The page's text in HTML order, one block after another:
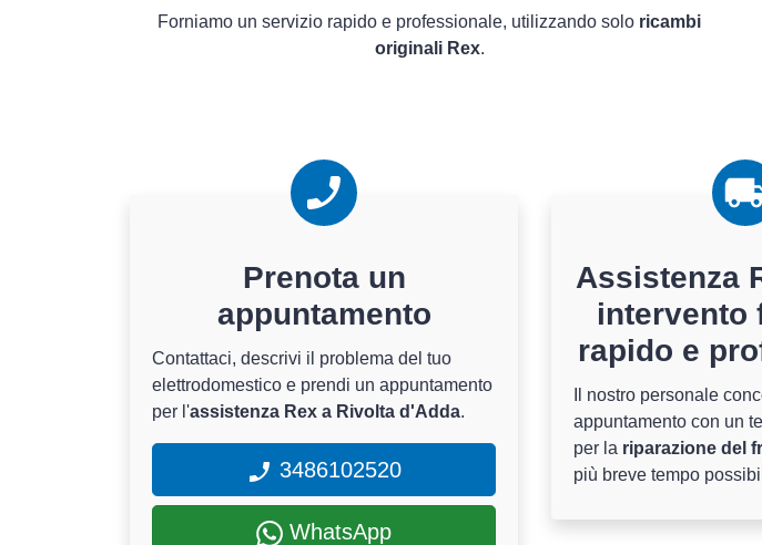
Forniamo un servizio rapido e professionale, utilizzando solo ricambi
originali Rex.
Prenota un
appuntamento
Contattaci, descrivi il problema del tuo
elettrodomestico e prendi un appuntamento
per l'assistenza Rex a Rivolta d'Adda.
3486102520
WhatsApp
Assistenza
intervento
rapido e
Il nostro personale
appuntamento con un
per la riparazione del
più breve tempo